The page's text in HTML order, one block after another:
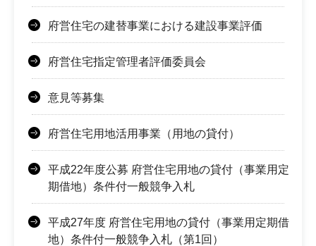
府営住宅の建替事業における建設事業評価
府営住宅指定管理者評価委員会
意見等募集
府営住宅用地活用事業（用地の貸付）
平成22年度公募 府営住宅用地の貸付（事業用定
期借地）条件付一般競争入札
平成27年度 府営住宅用地の貸付（事業用定期借
地）条件付一般競争入札（第1回）